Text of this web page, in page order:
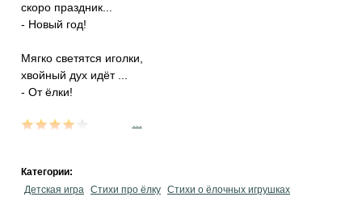
скоро праздник...
- Новый год!
Мягко светятся иголки,
хвойный дух идёт ...
- От ёлки!
Категории:
Детская игра Стихи про ёлку Стихи о ёлочных игрушках